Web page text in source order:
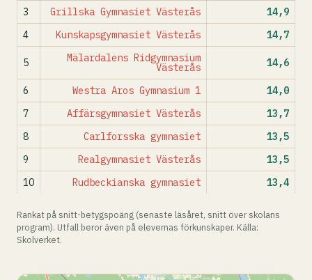
3
Grillska Gymnasiet Västerås
14,9
4
Kunskapsgymnasiet Västerås 14,7
5 Mälardalens Ridgymnasium
Västerås 14,6
6 Westra Aros Gymnasium 1
14,0
7
Affärsgymnasiet Västerås
13,7
8
Carlforsska gymnasiet
13,5
9
Realgymnasiet Västerås
13,5
10
Rudbeckianska gymnasiet 13,4
Rankat på snitt-betygspoäng (senaste läsåret, snitt över skolans
program). Utfall beror även på elevernas förkunskaper. Källa:
Skolverket.